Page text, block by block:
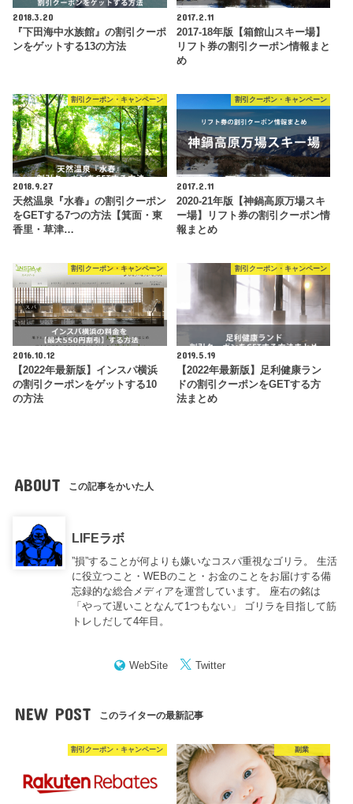
2018.3.20
『下田海中水族館』の割引クーポ
ンをゲットする13の方法
2017.2.11
2017-18年版【箱館山スキー場】
リフト券の割引クーポン情報まと
め
割引クーポン・キャンペーン
2018.9.27
天然温泉『水春』の割引クーポン
をGETする7つの方法【箕面・東
香里・草津…
割引クーポン・キャンペーン
2017.2.11
2020-21年版【神鍋高原万場スキ
ー場】リフト券の割引クーポン情
報まとめ
割引クーポン・キャンペーン
2016.10.12
【2022年最新版】インスパ横浜
の割引クーポンをゲットする10
の方法
割引クーポン・キャンペーン
2019.5.19
【2022年最新版】足利健康ラン
ドの割引クーポンをGETする方
法まとめ
ABOUT この記事をかいた人
LIFEラボ
”損”することが何よりも嫌いなコスパ重視なゴリラ。 生活
に役立つこと・WEBのこと・お金のことをお届けする備
忘録的な総合メディアを運営しています。 座右の銘は
「やって遅いことなんて1つもない」 ゴリラを目指して筋
トレしだして4年目。
WebSite Twitter
NEW POST このライターの最新記事
割引クーポン・キャンペーン 副業